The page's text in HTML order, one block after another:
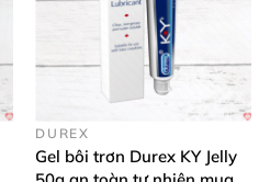
DUREX
Gel bôi trơn Durex KY Jelly